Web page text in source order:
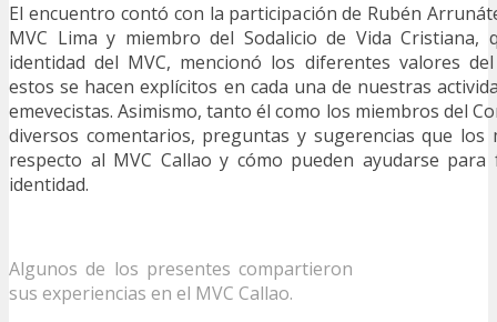
El encuentro contó con la participación de Rubén
MVC Lima y miembro del Sodalicio de Vida Cristiana,
identidad del MVC, mencionó los diferentes valores
estos se hacen explícitos en cada una de nuestras
emevecistas. Asimismo, tanto él como los miembros del
diversos comentarios, preguntas y sugerencias que los
respecto al MVC Callao y cómo pueden ayudarse
identidad.
Algunos de los presentes compartieron
sus experiencias en el MVC Callao.